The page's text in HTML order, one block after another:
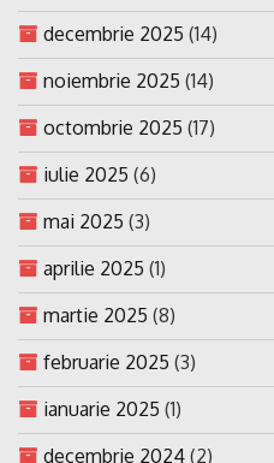
decembrie 2025 (14)
noiembrie 2025 (14)
octombrie 2025 (17)
iulie 2025 (6)
mai 2025 (3)
aprilie 2025 (1)
martie 2025 (8)
februarie 2025 (3)
ianuarie 2025 (1)
decembrie 2024 (2)